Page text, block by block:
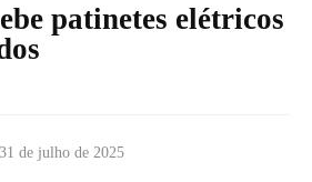
patinetes elétricos
31 de julho de 2025